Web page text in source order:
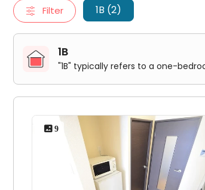
Filter 1B (2)
1B
"1B" typically refers to a one-
 9